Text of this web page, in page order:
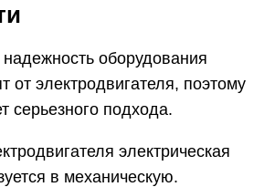
оборудования
от электродвигателя, поэтому
серьезного подхода.
электрическая
в механическую.